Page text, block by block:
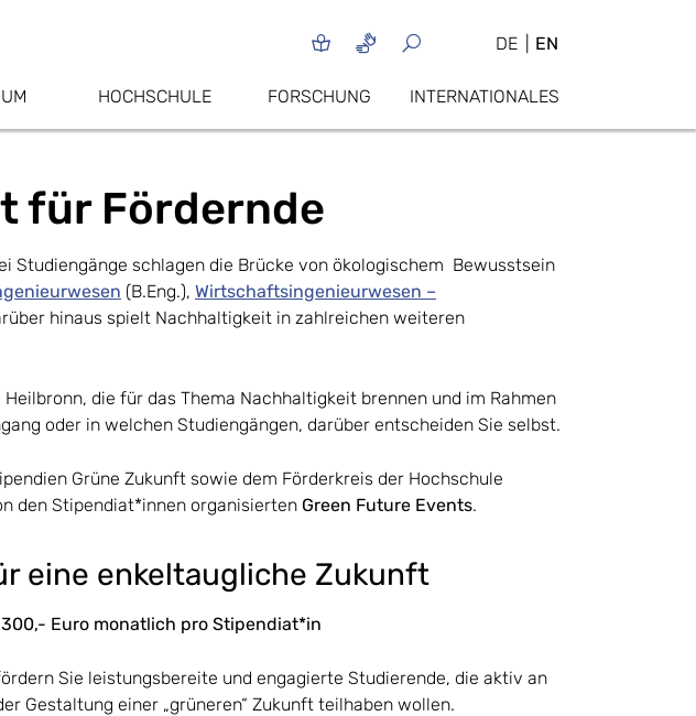
DE EN
HOCHSCHULE FORSCHUNG INTERNATIONALES
für Fördernde
Studiengänge schlagen die Brücke von ökologischem Bewusstsein
(B.Eng.), Wirtschaftsingenieurwesen –
hinaus spielt Nachhaltigkeit in zahlreichen weiteren
die für das Thema Nachhaltigkeit brennen und im Rahmen
oder in welchen Studiengängen, darüber entscheiden Sie selbst.
Grüne Zukunft sowie dem Förderkreis der Hochschule
den Stipendiat*innen organisierten Green Future Events.
eine enkeltaugliche Zukunft
300,- Euro monatlich pro Stipendiat*in
Sie leistungsbereite und engagierte Studierende, die aktiv an
Gestaltung einer „grüneren“ Zukunft teilhaben wollen.